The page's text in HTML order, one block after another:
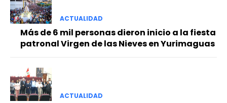
━ Planes
ACTUALIDAD
Más de 6 mil personas dieron inicio a la fiesta
patronal Virgen de las Nieves en Yurimaguas
ACTUALIDAD